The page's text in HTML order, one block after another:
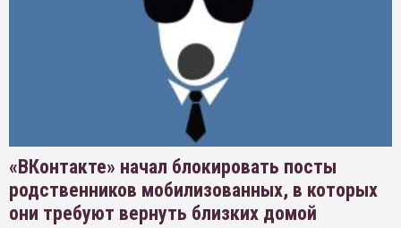
«ВКонтакте» начал блокировать посты
родственников мобилизованных, в которых
они требуют вернуть близких домой